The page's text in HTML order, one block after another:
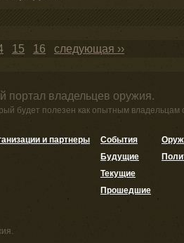
15 16 следующая ››
владельцев оружия.
будет полезен как опытным
и партнеры
События
Будущие
Текущие
Прошедшие